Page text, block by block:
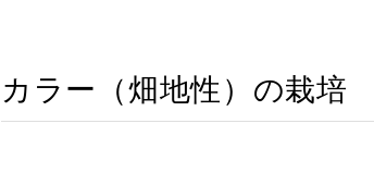
カラー（畑地性）の栽培